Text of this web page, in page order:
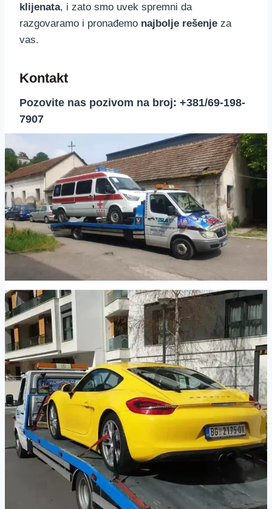
klijenata, i zato smo uvek spremni da
razgovaramo i pronađemo najbolje rešenje za
vas.
Kontakt
Pozovite nas pozivom na broj: +381/69-198-
7907